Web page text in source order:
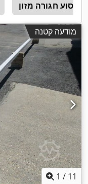
מסוע חגורה מזון
מודעה קטנה
1 / 11